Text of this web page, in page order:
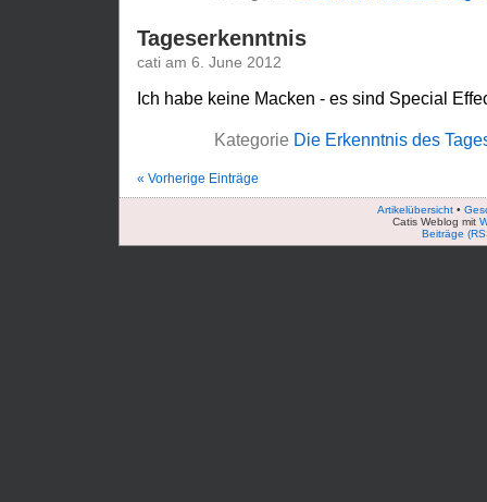
Tageserkenntnis
cati am 6. June 2012
Ich habe keine Macken - es sind Special
Kategorie Die Erkenntnis des
« Vorherige Einträge
Artikelübersicht •
Catis Weblog mit
Beiträge